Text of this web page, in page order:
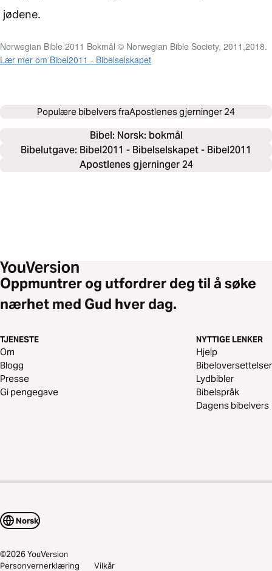
jødene.
Norwegian Bible 2011 Bokmål © Norwegian Bible Society, 2011,2018.
Lær mer om Bibel2011 - Bibelselskapet
Populære bibelvers fraApostlenes gjerninger 24
Bibel: Norsk: bokmål
Bibelutgave: Bibel2011 - Bibelselskapet - Bibel2011
Apostlenes gjerninger 24
Oppmuntrer og utfordrer deg til å søke
nærhet med Gud hver dag.
TJENESTE
Om
Blogg
Presse
Gi pengegave
NYTTIGE LENKER
Hjelp
Bibeloversettelser
Lydbibler
Bibelspråk
Dagens bibelvers
Norsk
©2026YouVersion
Personvernerklæring Vilkår